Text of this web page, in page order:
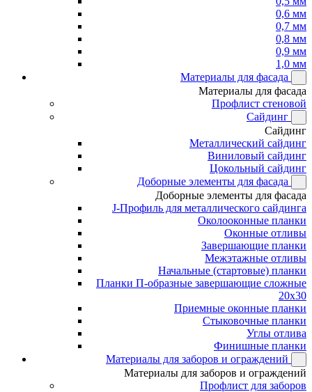
0,6 мм
0,7 мм
0,8 мм
0,9 мм
1,0 мм
Материалы для фасада
Материалы для фасада
Профлист стеновой
Сайдинг
Сайдинг
Металлический сайдинг
Виниловый сайдинг
Цокольный сайдинг
Доборные элементы для фасада
Доборные элементы для фасада
J-Профиль для металлического сайдинга
Околооконные планки
Оконные отливы
Завершающие планки
Межэтажные отливы
Начальные (стартовые) планки
Планки П-образные завершающие сложные
20x30
Приемные оконные планки
Стыковочные планки
Углы отлива
Финишные планки
Материалы для заборов и ограждений
Материалы для заборов и ограждений
Профлист для заборов